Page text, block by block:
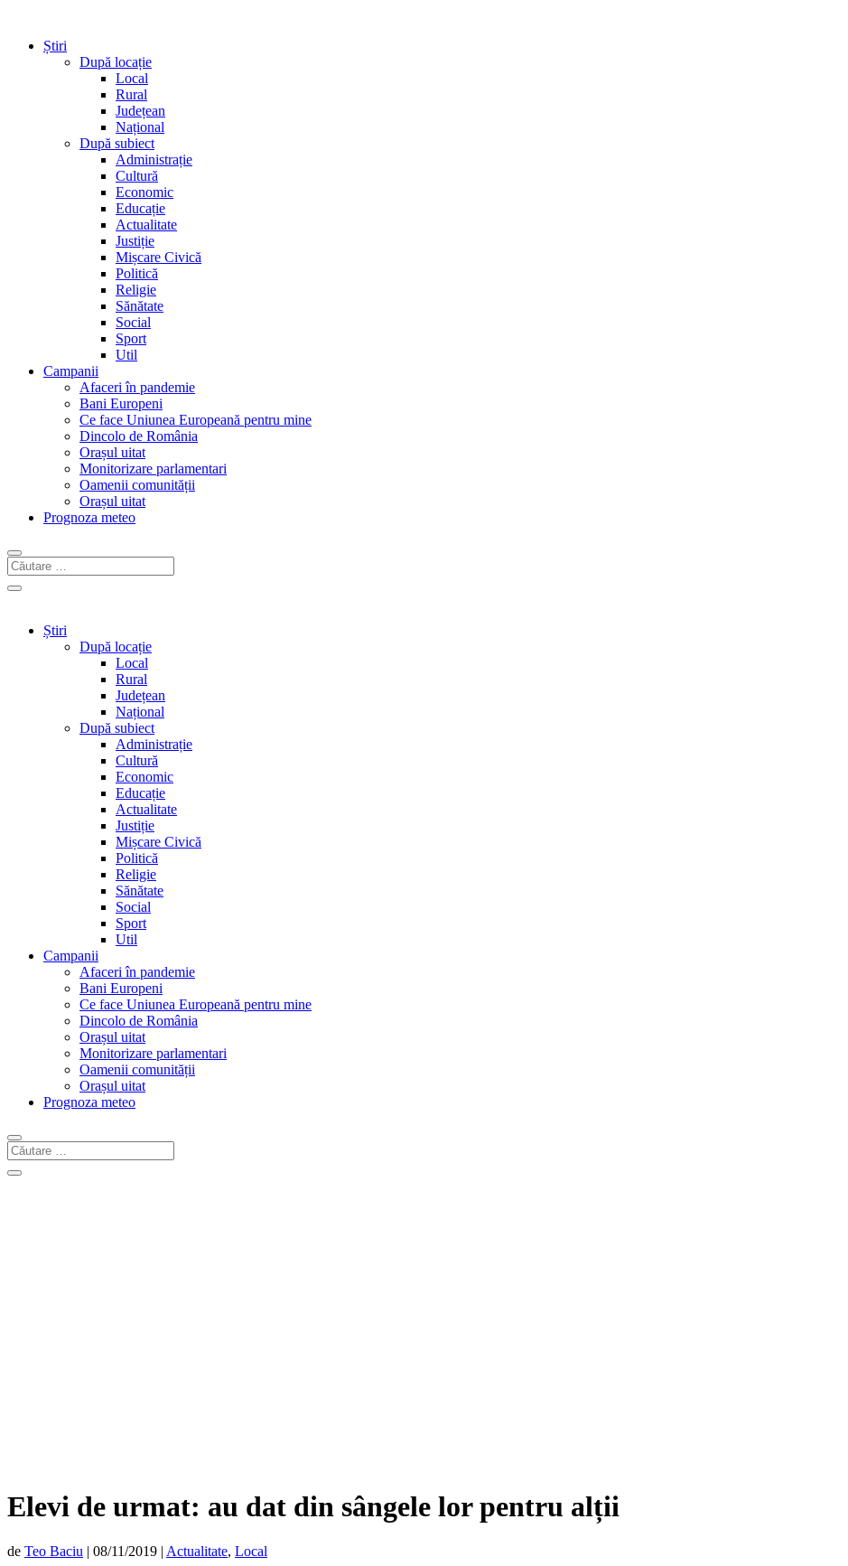
Știri
După locație
Local
Rural
Județean
Național
După subiect
Administrație
Cultură
Economic
Educație
Actualitate
Justiție
Mișcare Civică
Politică
Religie
Sănătate
Social
Sport
Util
Campanii
Afaceri în pandemie
Bani Europeni
Ce face Uniunea Europeană pentru mine
Dincolo de România
Orașul uitat
Monitorizare parlamentari
Oamenii comunității
Orașul uitat
Prognoza meteo
Știri
După locație
Local
Rural
Județean
Național
După subiect
Administrație
Cultură
Economic
Educație
Actualitate
Justiție
Mișcare Civică
Politică
Religie
Sănătate
Social
Sport
Util
Campanii
Afaceri în pandemie
Bani Europeni
Ce face Uniunea Europeană pentru mine
Dincolo de România
Orașul uitat
Monitorizare parlamentari
Oamenii comunității
Orașul uitat
Prognoza meteo
Elevi de urmat: au dat din sângele lor pentru alții
de Teo Baciu | 08/11/2019 | Actualitate, Local